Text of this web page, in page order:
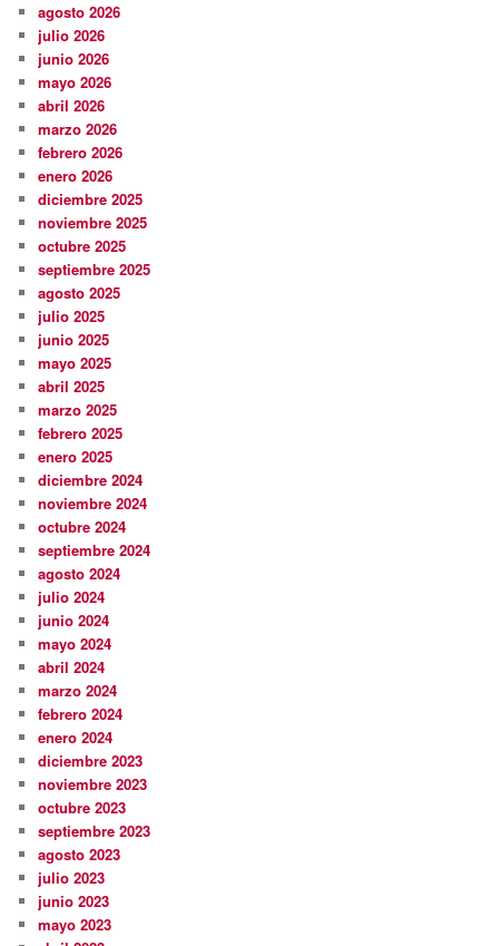
agosto 2026
julio 2026
junio 2026
mayo 2026
abril 2026
marzo 2026
febrero 2026
enero 2026
diciembre 2025
noviembre 2025
octubre 2025
septiembre 2025
agosto 2025
julio 2025
junio 2025
mayo 2025
abril 2025
marzo 2025
febrero 2025
enero 2025
diciembre 2024
noviembre 2024
octubre 2024
septiembre 2024
agosto 2024
julio 2024
junio 2024
mayo 2024
abril 2024
marzo 2024
febrero 2024
enero 2024
diciembre 2023
noviembre 2023
octubre 2023
septiembre 2023
agosto 2023
julio 2023
junio 2023
mayo 2023